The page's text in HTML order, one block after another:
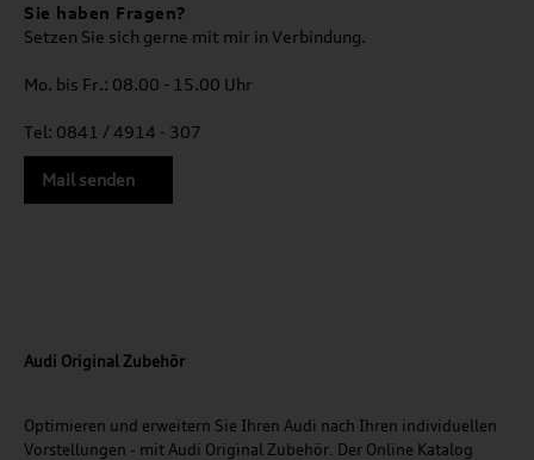
Sie haben Fragen?
Setzen Sie sich gerne mit mir in Verbindung.
Mo. bis Fr.: 08.00 - 15.00 Uhr
Tel: 0841 / 4914 - 307
Mail senden
Audi Original Zubehör
Optimieren und erweitern Sie Ihren Audi nach Ihren individuellen
Vorstellungen - mit Audi Original Zubehör. Der Online Katalog